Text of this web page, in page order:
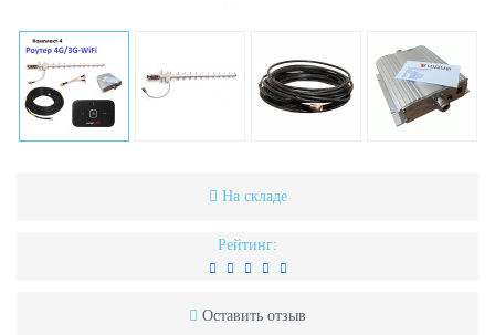
На складе
Рейтинг:
Оставить отзыв